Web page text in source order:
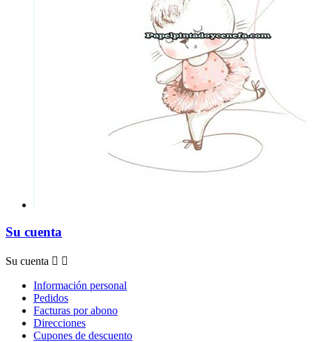
Su cuenta
Su cuenta  
Información personal
Pedidos
Facturas por abono
Direcciones
Cupones de descuento